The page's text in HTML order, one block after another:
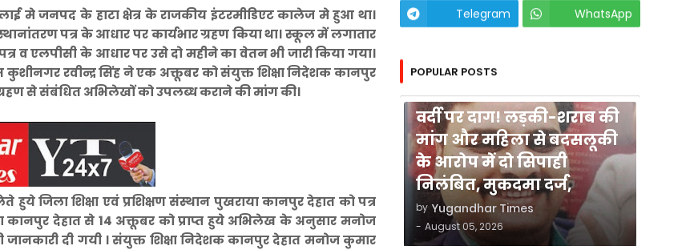
मे जनपद के हाटा क्षेत्र के राजकीय इंटरमीडिएट कालेज मे हुआ था।
पत्र के आधार पर कार्यभार ग्रहण किया था। स्कूल में लगातार
व एलपीसी के आधार पर उसे दो महीने का वेतन भी जारी किया गया।
रवीन्द्र सिंह ने एक अक्तूबर को संयुक्त शिक्षा निदेशक कानपुर
से संबंधित अभिलेखों को उपलब्ध कराने की मांग की।
जिला शिक्षा एवं प्रशिक्षण संस्थान पुखराया कानपुर देहात को पत्र
कानपुर देहात से 14 अक्तूबर को प्राप्त हुये अभिलेख के अनुसार मनोज
जानकारी दी गयी । संयुक्त शिक्षा निदेशक कानपुर देहात मनोज कुमार
Telegram
WhatsApp
POPULAR POSTS
वर्दी पर दाग! लड़की-शराब की
मांग और महिला से बदसलूकी
के आरोप में दो सिपाही
निलंबित, मुकदमा दर्ज,
by Yugandhar Times
- August 05, 2026